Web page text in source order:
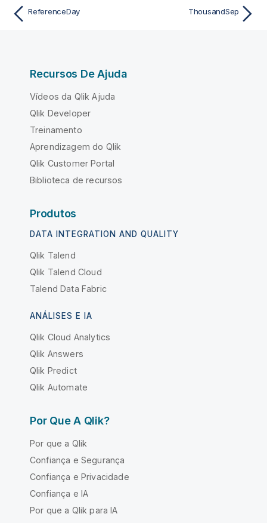
ReferenceDay ThousandSep
Recursos De Ajuda
Vídeos da Qlik Ajuda
Qlik Developer
Treinamento
Aprendizagem do Qlik
Qlik Customer Portal
Biblioteca de recursos
Produtos
DATA INTEGRATION AND QUALITY
Qlik Talend
Qlik Talend Cloud
Talend Data Fabric
ANÁLISES E IA
Qlik Cloud Analytics
Qlik Answers
Qlik Predict
Qlik Automate
Por Que A Qlik?
Por que a Qlik
Confiança e Segurança
Confiança e Privacidade
Confiança e IA
Por que a Qlik para IA